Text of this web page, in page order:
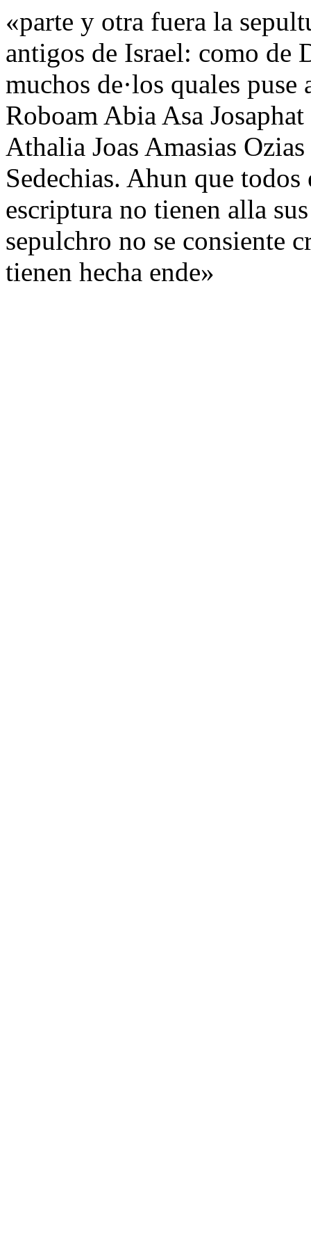
«parte y otra fuera la
antigos de Israel: como de
muchos de·los quales
Roboam Abia Asa
Athalia Joas Amasias
Sedechias. Ahun que
escriptura no tienen alla
sepulchro no se consiente
tienen hecha ende»